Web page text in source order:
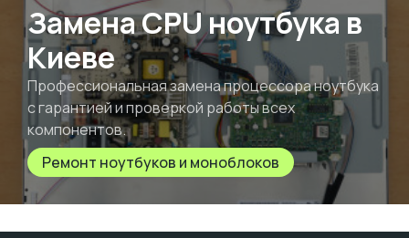
Замена CPU ноутбука в
Киеве
Профессиональная замена процессора ноутбука
с гарантией и проверкой работы всех
компонентов.
Ремонт ноутбуков и моноблоков